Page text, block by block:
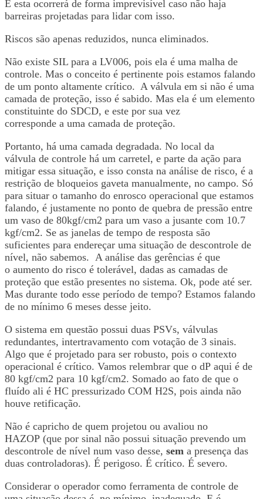
E esta ocorrerá de forma imprevisível caso não haja
barreiras projetadas para lidar com isso.
Riscos são apenas reduzidos, nunca eliminados.
Não existe SIL para a LV006, pois ela é uma malha de
controle. Mas o conceito é pertinente pois estamos falando
de um ponto altamente crítico. A válvula em si não é uma
camada de proteção, isso é sabido. Mas ela é um elemento
constituinte do SDCD, e este por sua vez
corresponde a uma camada de proteção.
Portanto, há uma camada degradada. No local da
válvula de controle há um carretel, e parte da ação para
mitigar essa situação, e isso consta na análise de risco, é a
restrição de bloqueios gaveta manualmente, no campo. Só
para situar o tamanho do enrosco operacional que estamos
falando, é justamente no ponto de quebra de pressão entre
um vaso de 80kgf/cm2 para um vaso a jusante com 10.7
kgf/cm2. Se as janelas de tempo de resposta são
suficientes para endereçar uma situação de descontrole de
nível, não sabemos. A análise das gerências é que
o aumento do risco é tolerável, dadas as camadas de
proteção que estão presentes no sistema. Ok, pode até ser.
Mas durante todo esse período de tempo? Estamos falando
de no mínimo 6 meses desse jeito.
O sistema em questão possui duas PSVs, válvulas
redundantes, intertravamento com votação de 3 sinais.
Algo que é projetado para ser robusto, pois o contexto
operacional é crítico. Vamos relembrar que o dP aqui é de
80 kgf/cm2 para 10 kgf/cm2. Somado ao fato de que o
fluído ali é HC pressurizado COM H2S, pois ainda não
houve retificação.
Não é capricho de quem projetou ou avaliou no
HAZOP (que por sinal não possui situação prevendo um
descontrole de nível num vaso desse, sem a presença das
duas controladoras). É perigoso. É crítico. É severo.
Considerar o operador como ferramenta de controle de